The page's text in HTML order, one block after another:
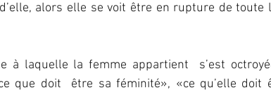
alors elle se voit être en rupture de toute
à laquelle la femme appartient  s’est
que doit  être sa féminité», «ce qu’elle doit